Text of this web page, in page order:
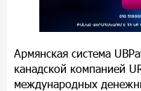
Армянская система
канадской компанией
международных